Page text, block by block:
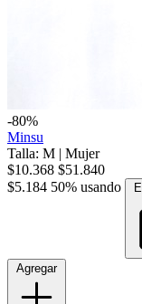
-80%
Minsu
Talla: M | Mujer
$10.368 $51.840
$5.184 50% usando
Agregar